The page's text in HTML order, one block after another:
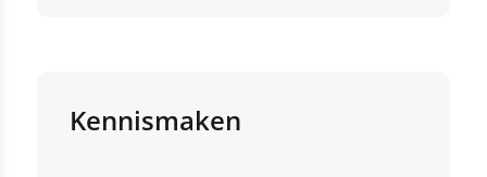
De Rots
deze link
Kennismaken